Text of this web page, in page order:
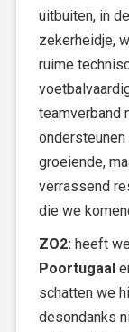
uitbuiten, in
zekerheidje,
ruime
teamverband
groeiende,
verrassend
die we
ZO2: heeft
Poortugaal
schatten we
desondanks